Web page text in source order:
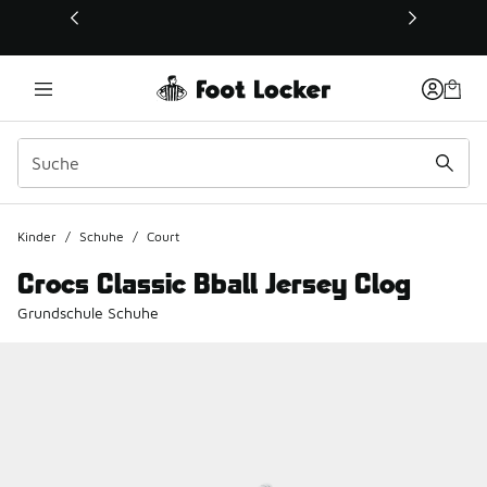
Dieser Link öffnet sich in einem neuen Fenster
Kinder / Schuhe / Court
Crocs Classic Bball Jersey Clog
Grundschule Schuhe